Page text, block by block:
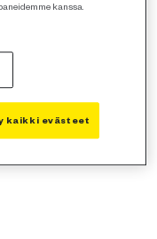
kanssa.
kaikki evästeet